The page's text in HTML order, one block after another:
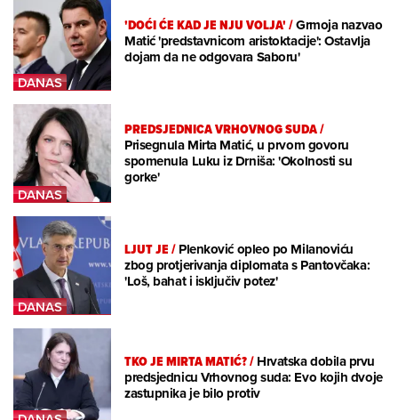
'DOĆI ĆE KAD JE NJU VOLJA'/Grmoja nazvao
Matić 'predstavnicom aristoktacije': Ostavlja
dojam da ne odgovara Saboru'
PREDSJEDNICA VRHOVNOG SUDA/
Prisegnula Mirta Matić, u prvom govoru
spomenula Luku iz Drniša: 'Okolnosti su
gorke'
LJUT JE/Plenković opleo po Milanoviću
zbog protjerivanja diplomata s Pantovčaka:
'Loš, bahat i isključiv potez'
TKO JE MIRTA MATIĆ?/Hrvatska dobila prvu
predsjednicu Vrhovnog suda: Evo kojih dvoje
zastupnika je bilo protiv